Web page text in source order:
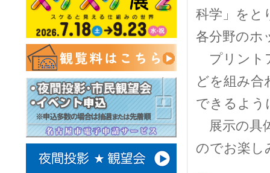
科学」をと
各分野のホ
プリント
どを組み合
できるよう
展示の具
のでお楽し